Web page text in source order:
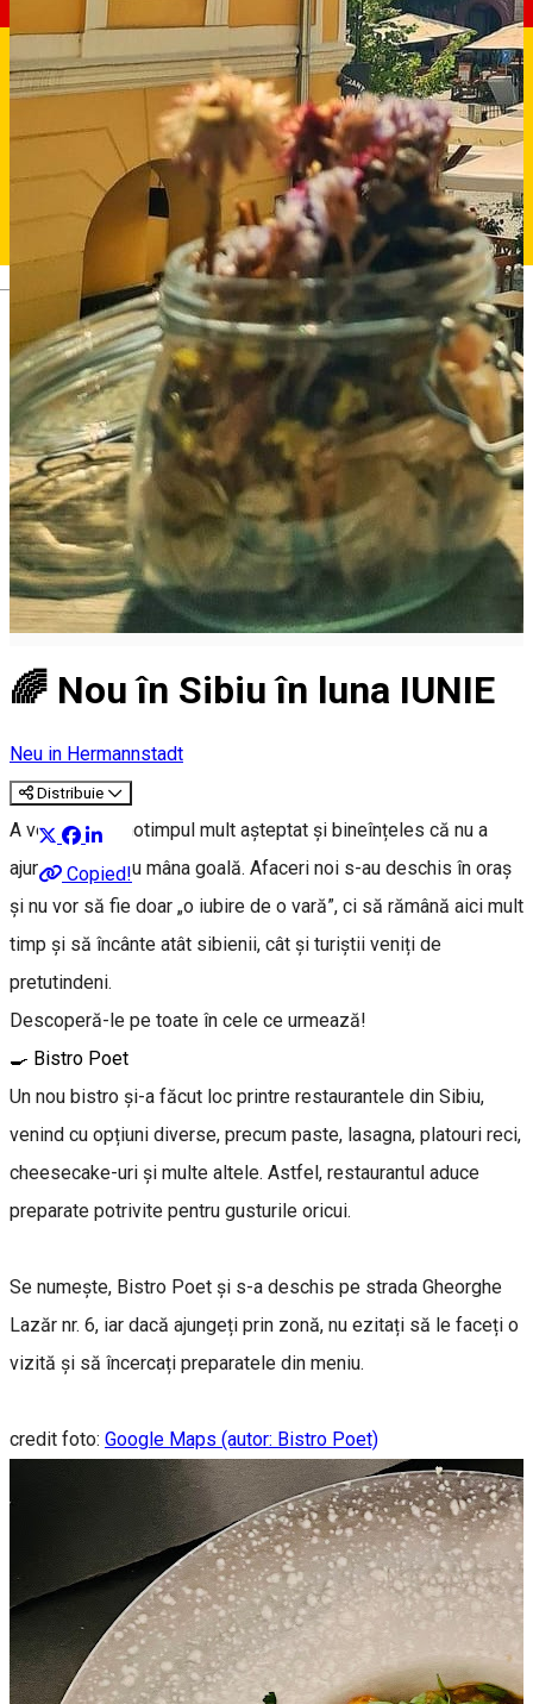
🌈 Nou în Sibiu în luna IUNIE
Neu in Hermannstadt
Distribuie
Copied!
A venit vara, anotimpul mult așteptat și bineînțeles că nu a
ajuns la Sibiu cu mâna goală. Afaceri noi s-au deschis în oraș
și nu vor să fie doar „o iubire de o vară”, ci să rămână aici mult
timp și să încânte atât sibienii, cât și turiștii veniți de
pretutindeni.
Descoperă-le pe toate în cele ce urmează!
🍳 Bistro Poet
Un nou bistro și-a făcut loc printre restaurantele din Sibiu,
venind cu opțiuni diverse, precum paste, lasagna, platouri reci,
cheesecake-uri și multe altele. Astfel, restaurantul aduce
preparate potrivite pentru gusturile oricui.
Se numește, Bistro Poet și s-a deschis pe strada Gheorghe
Lazăr nr. 6, iar dacă ajungeți prin zonă, nu ezitați să le faceți o
vizită și să încercați preparatele din meniu.
credit foto: Google Maps (autor: Bistro Poet)